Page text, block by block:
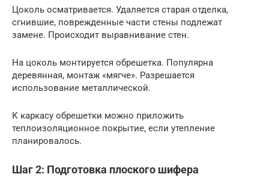
Цоколь осматривается. Удаляется старая отделка,
сгнившие, поврежденные части стены подлежат
замене. Происходит выравнивание стен.
На цоколь монтируется обрешетка. Популярна
деревянная, монтаж «мягче». Разрешается
использование металлической.
К каркасу обрешетки можно приложить
теплоизоляционное покрытие, если утепление
планировалось.
Шаг 2: Подготовка плоского шифера